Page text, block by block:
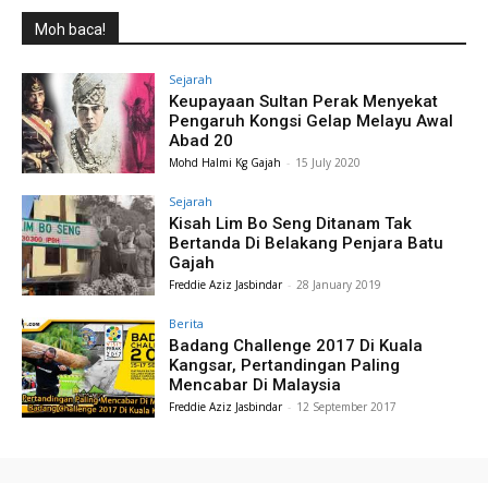
Moh baca!
Sejarah
Keupayaan Sultan Perak Menyekat
Pengaruh Kongsi Gelap Melayu Awal
Abad 20
Mohd Halmi Kg Gajah - 15 July 2020
Sejarah
Kisah Lim Bo Seng Ditanam Tak
Bertanda Di Belakang Penjara Batu
Gajah
Freddie Aziz Jasbindar - 28 January 2019
Berita
Badang Challenge 2017 Di Kuala
Kangsar, Pertandingan Paling
Mencabar Di Malaysia
Freddie Aziz Jasbindar - 12 September 2017